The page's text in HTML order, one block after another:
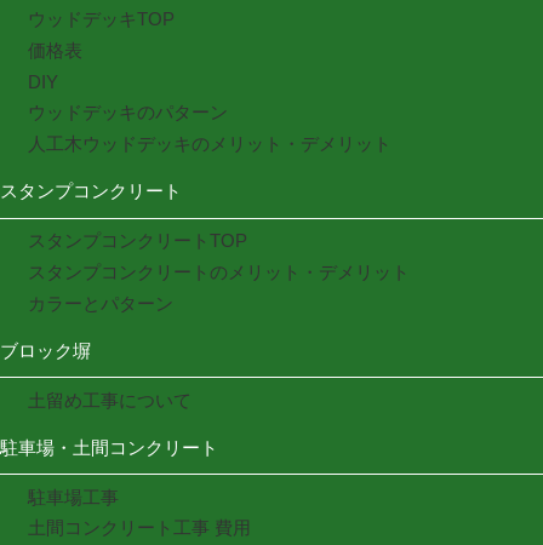
ウッドデッキTOP
価格表
DIY
ウッドデッキのパターン
人工木ウッドデッキのメリット・デメリット
スタンプコンクリート
スタンプコンクリートTOP
スタンプコンクリートのメリット・デメリット
カラーとパターン
ブロック塀
土留め工事について
駐車場・土間コンクリート
駐車場工事
土間コンクリート工事 費用